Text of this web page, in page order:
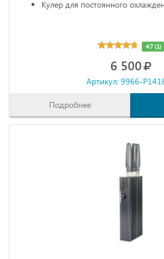
Кулер для постоянного
4.7 (1)
6 500
Артикул: 9966-
Подробнее